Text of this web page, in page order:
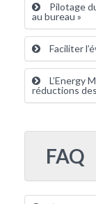
Pilotage
au bureau »
Faciliter
L’Energy
réductions
FAQ